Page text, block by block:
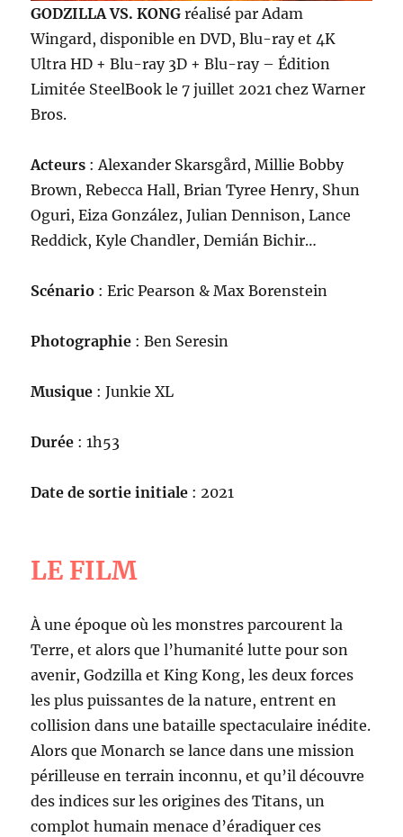
GODZILLA VS. KONGréalisé par Adam
Wingard, disponible en DVD, Blu-ray et 4K
Ultra HD + Blu-ray 3D + Blu-ray – Édition
Limitée SteelBook le 7 juillet 2021 chez Warner
Bros.
Acteurs : Alexander Skarsgård, Millie Bobby
Brown, Rebecca Hall, Brian Tyree Henry, Shun
Oguri, Eiza González, Julian Dennison, Lance
Reddick, Kyle Chandler, Demián Bichir…
Scénario : Eric Pearson & Max Borenstein
Photographie : Ben Seresin
Musique : Junkie XL
Durée : 1h53
Date de sortie initiale : 2021
LE FILM
À une époque où les monstres parcourent la
Terre, et alors que l’humanité lutte pour son
avenir, Godzilla et King Kong, les deux forces
les plus puissantes de la nature, entrent en
collision dans une bataille spectaculaire inédite.
Alors que Monarch se lance dans une mission
périlleuse en terrain inconnu, et qu’il découvre
des indices sur les origines des Titans, un
complot humain menace d’éradiquer ces